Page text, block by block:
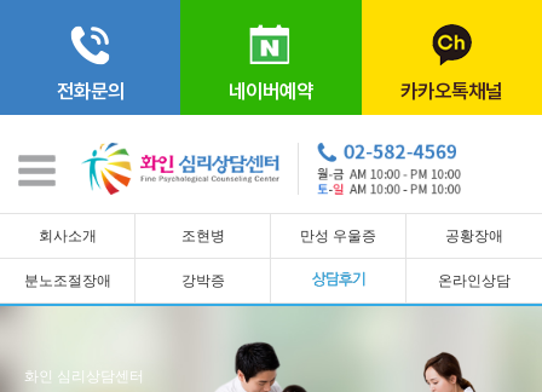
전화문의 네이버예약 카카오톡채널
회사소개 조현병 만성 우울증 공황장애
분노조절장애 강박증 온라인상담
화인 심리상담센터